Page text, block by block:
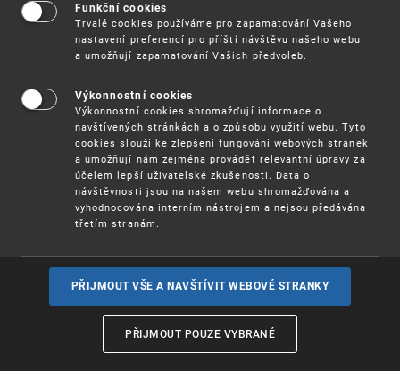
Vynálezy / Patenty
Užitnévzory
Ochrannéznámky
Označení původua zeměpisná
Funkční cookies
Trvalé cookies používáme pro zapamatování Vašeho
nastavení preferencí pro příští návštěvu našeho webu
a umožňují zapamatování Vašich předvoleb.
Výkonnostní cookies
Výkonnostní cookies shromažďují informace o
navštívených stránkách a o způsobu využití webu. Tyto
cookies slouží ke zlepšení fungování webových stránek
a umožňují nám zejména provádět relevantní úpravy za
účelem lepší uživatelské zkušenosti. Data o
návštěvnosti jsou na našem webu shromažďována a
vyhodnocována interním nástrojem a nejsou předávána
třetím stranám.
PŘIJMOUT VŠE A NAVŠTÍVIT WEBOVÉ STRANKY
PŘIJMOUT POUZE VYBRANÉ